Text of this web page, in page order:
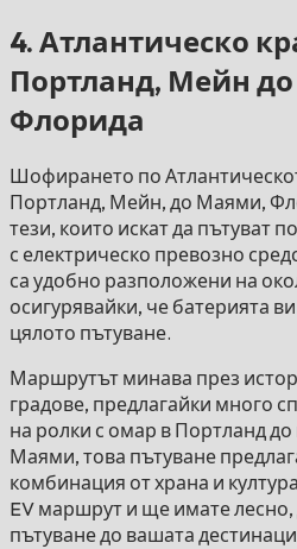
4. Атлантическо
Портланд, Мейн
Флорида
Шофирането по
Портланд, Мейн, до Маями,
тези, които искат да пътуват
с електрическо превозно
са удобно разположени на
осигурявайки, че батерията
цялото пътуване.
Маршрутът минава през
градове, предлагайки много
на ролки с омар в Портланд
Маями, това пътуване
комбинация от храна и
EV маршрут и ще имате
пътуване до вашата